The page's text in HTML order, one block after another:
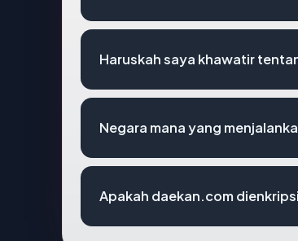
Haruskah saya khawatir
Negara mana yang
Apakah daekan.com